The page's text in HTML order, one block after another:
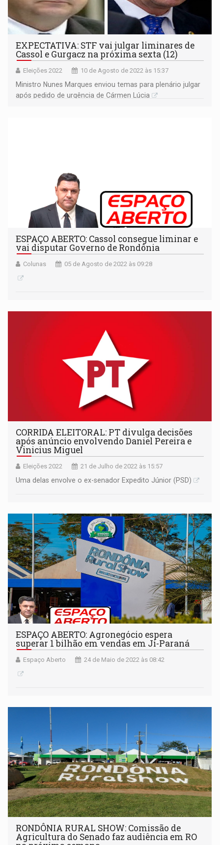
EXPECTATIVA: STF vai julgar liminares de
Cassol e Gurgacz na próxima sexta (12)
Eleições 2022 10 de Agosto de 2022 às 15:37
Ministro Nunes Marques enviou temas para plenário julgar
após pedido de urgência de Cármen Lúcia
ESPAÇO ABERTO: Cassol consegue liminar e
vai disputar Governo de Rondônia
Colunas 05 de Agosto de 2022 às 09:28
CORRIDA ELEITORAL: PT divulga decisões
após anúncio envolvendo Daniel Pereira e
Vinicius Miguel
Eleições 2022 21 de Julho de 2022 às 15:57
Uma delas envolve o ex-senador Expedito Júnior (PSD)
ESPAÇO ABERTO: Agronegócio espera
superar 1 bilhão em vendas em Ji-Paraná
Espaço Aberto 24 de Maio de 2022 às 08:42
RONDÔNIA RURAL SHOW: Comissão de
Agricultura do Senado faz audiência em RO